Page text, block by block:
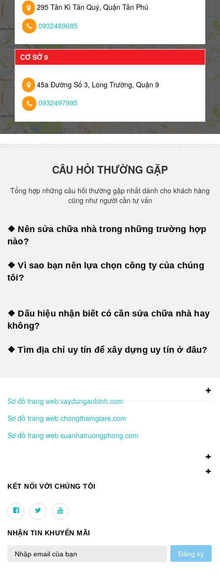
295 Tân Kì Tân Quý, Quận Tân Phú
0932489685
CƠ SỞ 9
45a Đường Số 3, Long Trường, Quận 9
0932497995
CÂU HỎI THƯỜNG GẶP
Tổng hợp những câu hỏi thường gặp nhất dành cho khách hàng
cũng như người cần tư vấn
❖ Nên sửa chữa nhà trong những trường hợp
nào?
❖ Vì sao bạn nên lựa chọn công ty của chúng
tôi?
❖ Dấu hiệu nhận biết có cần sửa chữa nhà hay
không?
❖ Tìm địa chỉ uy tín để xây dựng uy tín ở đâu?
Sơ đồ trang web xaydunganbinh.com
Sơ đồ trang web chongthamgiare.com
Sơ đồ trang web suanhatruongphong.com
KẾT NỐI VỚI CHÚNG TÔI
NHẬN TIN KHUYẾN MÃI
Đăng ký